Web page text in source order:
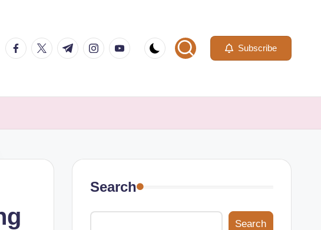
facebook.com
twitter.com
t.me instagram.com
youtube.com Subscribe
Search
Search